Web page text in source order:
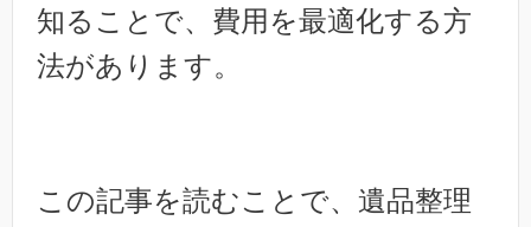
知ることで、費用を最適化する方
法があります。
この記事を読むことで、遺品整理